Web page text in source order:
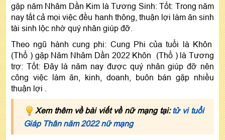
gặp năm Nhâm Dần Kim là Tương Sinh: Tốt: Trong năm
nay tất cả mọi việc đều hanh thông, thuận lợi làm ăn sinh
tài sinh lộc nhờ quý nhân giúp đỡ.
Theo ngũ hành cung phi: Cung Phi của tuổi là Khôn
(Thổ ) gặp Năm Nhâm Dần 2022 Khôn (Thổ ) là Tương
trợ: Tốt: Đây là năm nay được quý nhân giúp đỡ nên
công việc làm ăn, kinh, doanh, buôn bán gặp nhiều
thuận lợi .
Xem thêm về bài viết về nữ mạng tại:tử vi tuổi
Giáp Thân năm 2022 nữ mạng